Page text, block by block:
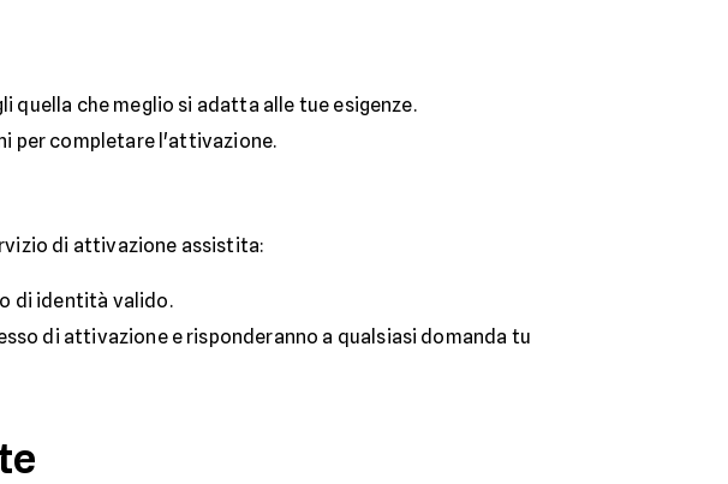
quella che meglio si adatta alle tue esigenze.
per completare l'attivazione.
di attivazione assistita:
di identità valido.
di attivazione e risponderanno a qualsiasi domanda tu